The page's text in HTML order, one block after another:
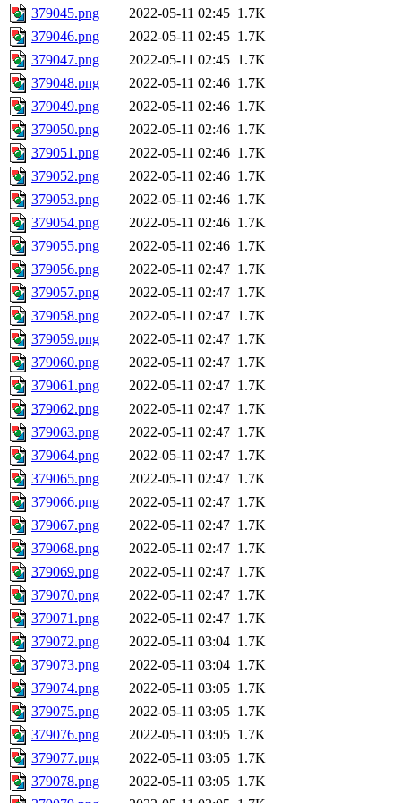
379045.png
2022-05-11 02:45 1.7K
379046.png
2022-05-11 02:45 1.7K
379047.png
2022-05-11 02:45 1.7K
379048.png
2022-05-11 02:46 1.7K
379049.png
2022-05-11 02:46 1.7K
379050.png
2022-05-11 02:46 1.7K
379051.png
2022-05-11 02:46 1.7K
379052.png
2022-05-11 02:46 1.7K
379053.png
2022-05-11 02:46 1.7K
379054.png
2022-05-11 02:46 1.7K
379055.png
2022-05-11 02:46 1.7K
379056.png
2022-05-11 02:47 1.7K
379057.png
2022-05-11 02:47 1.7K
379058.png
2022-05-11 02:47 1.7K
379059.png
2022-05-11 02:47 1.7K
379060.png
2022-05-11 02:47 1.7K
379061.png
2022-05-11 02:47 1.7K
379062.png
2022-05-11 02:47 1.7K
379063.png
2022-05-11 02:47 1.7K
379064.png
2022-05-11 02:47 1.7K
379065.png
2022-05-11 02:47 1.7K
379066.png
2022-05-11 02:47 1.7K
379067.png
2022-05-11 02:47 1.7K
379068.png
2022-05-11 02:47 1.7K
379069.png
2022-05-11 02:47 1.7K
379070.png
2022-05-11 02:47 1.7K
379071.png
2022-05-11 02:47 1.7K
379072.png
2022-05-11 03:04 1.7K
379073.png
2022-05-11 03:04 1.7K
379074.png
2022-05-11 03:05 1.7K
379075.png
2022-05-11 03:05 1.7K
379076.png
2022-05-11 03:05 1.7K
379077.png
2022-05-11 03:05 1.7K
379078.png
2022-05-11 03:05 1.7K